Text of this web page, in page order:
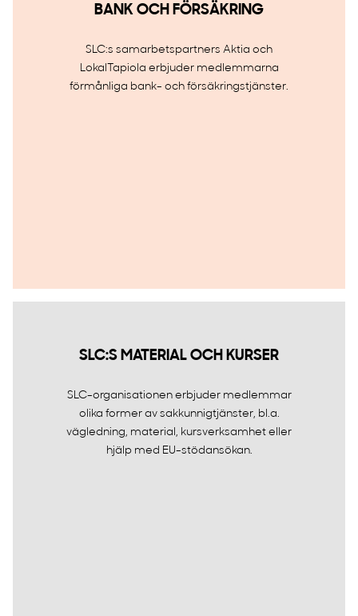
BANK OCH FÖRSÄKRING
SLC:s samarbetspartners Aktia och
LokalTapiola erbjuder medlemmarna
förmånliga bank- och försäkringstjänster.
SLC:S MATERIAL OCH KURSER
SLC-organisationen erbjuder medlemmar
olika former av sakkunnigtjänster, bl.a.
vägledning, material, kursverksamhet eller
hjälp med EU-stödansökan.